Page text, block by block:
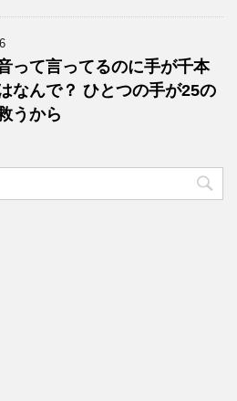
って言ってるのに手が千本
なんで？ ひとつの手が25の
うから